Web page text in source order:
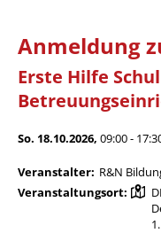
Anmeldung
Erste Hilfe
So. 18.10.2026, 09:00 -
Veranstalter: R&N
Veranstaltungsort: